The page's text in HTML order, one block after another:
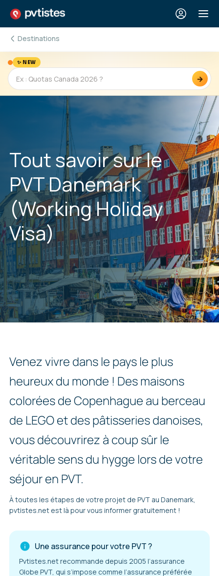
Destinations
✨ NEW
→
Tout savoir sur le
PVT Danemark
(Working Holiday
Visa)
Venez vivre dans le pays le plus
heureux du monde ! Des maisons
colorées de Copenhague au berceau
de LEGO et des pâtisseries danoises,
vous découvrirez à coup sûr le
véritable sens du hygge lors de votre
séjour en PVT.
À toutes les étapes de votre projet de PVT au Danemark,
pvtistes.net est là pour vous informer gratuitement !
Une assurance pour votre PVT ?
Pvtistes.net recommande depuis 2005 l’assurance
Globe PVT, qui s’impose comme l’assurance préférée